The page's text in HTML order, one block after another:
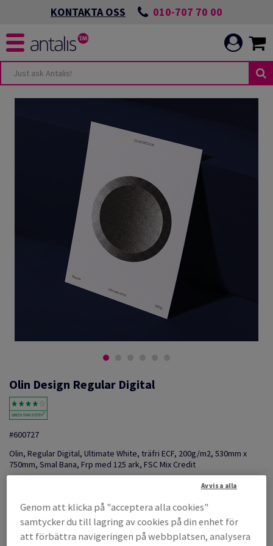
KONTAKTA OSS 010-707 70 00
Olin Design Regular Digital
#600727
Olin, Regular Digital, Ultimate White, träfri ECF, 200g/m2, 530mm x
750mm, Smal Bana, Frp med 125 ark, FSC Mix Credit
Tipsa en kollega via e-mail
Listpris
SEK 5 127,73
per 1 000 Sheet(s)
Genom att klicka på "acceptera alla cookies"
samtycker du till lagring av cookies på din enhet för
att förbättra navigeringen på webbplatsen, analysera
Avvisa alla